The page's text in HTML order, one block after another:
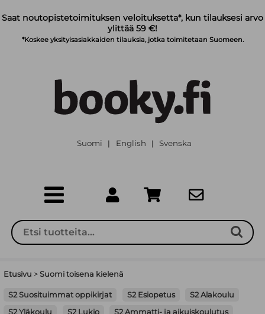
Saat noutopistetoimituksen veloituksetta*, kun tilauksesi arvo
ylittää 59 €!
*Koskee yksityisasiakkaiden tilauksia, jotka toimitetaan Suomeen.
Suomi | English | Svenska
Etusivu >Suomi toisena kielenä
S2 Suosituimmat oppikirjat S2 Esiopetus
S2 Alakoulu
S2 Yläkoulu
S2 Lukio S2 Ammatti- ja aikuiskoulutus